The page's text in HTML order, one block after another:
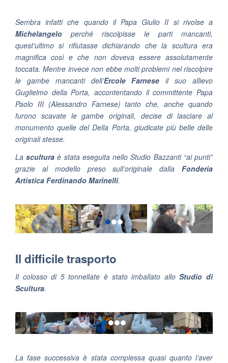
Sembra infatti che quando il Papa Giulio II si rivolse a
Michelangelo perché riscolpisse le parti mancanti,
quest’ultimo si rifiutasse dichiarando che la scultura era
magnifica così e che non doveva essere assolutamente
toccata. Mentre invece non ebbe molti problemi nel riscolpire
le gambe mancanti dell’Ercole Farnese il suo allievo
Guglielmo della Porta, accontentando il committente Papa
Paolo III (Alessandro Farnese) tanto che, anche quando
furono scavate le gambe originali, decise di lasciare al
monumento quelle del Della Porta, giudicate più belle delle
originali stesse.
Lascultura è stata eseguita nelloStudio Bazzanti“ai punti”
grazie al modello preso sull’originale dalla Fonderia
Artistica Ferdinando Marinelli.
Il difficile trasporto
Il colosso di 5 tonnellate è stato imballato alloStudio di
Scultura.
La fase successiva è stata complessa quasi quanto l’aver